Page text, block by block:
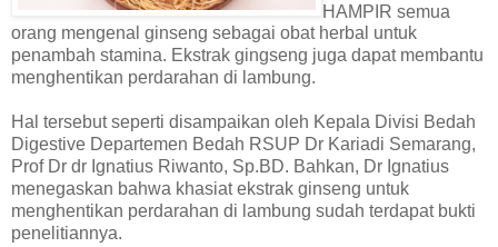
HAMPIR semua
orang mengenal ginseng sebagai obat herbal untuk
penambah stamina. Ekstrak gingseng juga dapat membantu
menghentikan perdarahan di lambung.
Hal tersebut seperti disampaikan oleh Kepala Divisi Bedah
Digestive Departemen Bedah RSUP Dr Kariadi Semarang,
Prof Dr dr Ignatius Riwanto, Sp.BD. Bahkan, Dr Ignatius
menegaskan bahwa khasiat ekstrak ginseng untuk
menghentikan perdarahan di lambung sudah terdapat bukti
penelitiannya.